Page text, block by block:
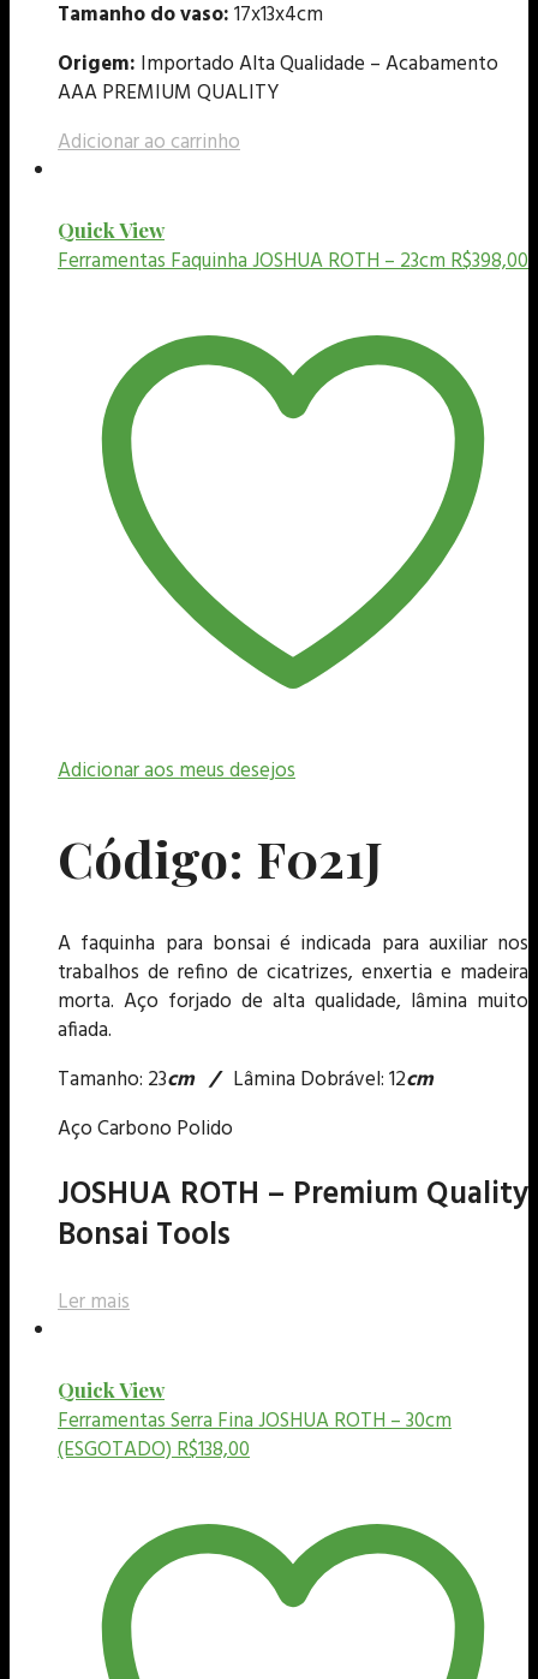
Tamanho do vaso:17x13x4cm
Origem: Importado Alta Qualidade – Acabamento
AAA PREMIUM QUALITY
Adicionar ao carrinho
Quick View
FerramentasFaquinha JOSHUA ROTH – 23cmR$398,00
Adicionar aos meus desejos
Código: F021J
A faquinha para bonsai é indicada para auxiliar nos
trabalhos de refino de cicatrizes, enxertia e madeira
morta. Aço forjado de alta qualidade, lâmina muito
afiada.
Tamanho: 23cm / Lâmina Dobrável: 12cm
Aço Carbono Polido
JOSHUA ROTH – Premium Quality
Bonsai Tools
Ler mais
Quick View
FerramentasSerra Fina JOSHUA ROTH – 30cm
(ESGOTADO)R$138,00